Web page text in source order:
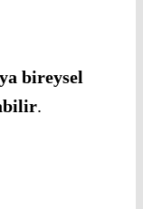
bireysel
.